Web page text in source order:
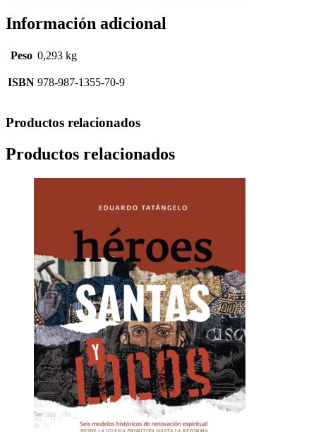
Información adicional
Peso 0,293 kg
ISBN 978-987-1355-70-9
Productos relacionados
Productos relacionados